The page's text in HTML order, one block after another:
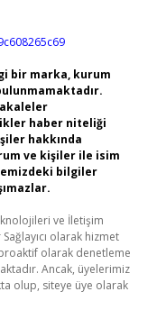
bir marka, kurum
haber niteliği
hakkında
ve kişiler ile isim
bilgiler
ve İletişim
olarak hizmet
olarak denetleme
Ancak, üyelerimiz
olup, siteye üye olarak